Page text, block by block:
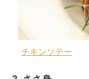
チキンソテー